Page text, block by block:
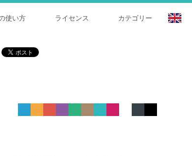
カテゴリー
ライセンス
使い方